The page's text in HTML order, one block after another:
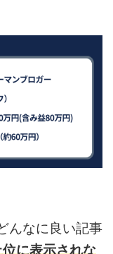
んなに良い記事
に表示されな